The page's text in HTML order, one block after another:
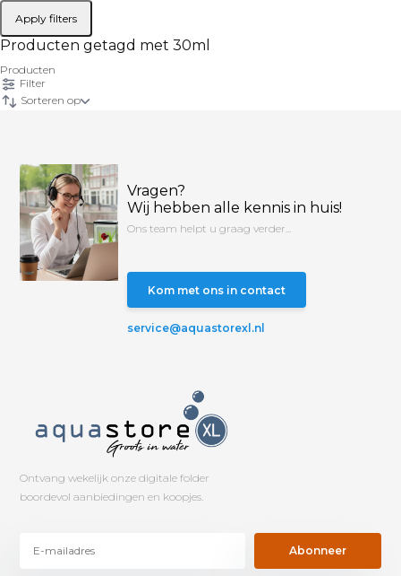
Apply filters
Producten getagd met 30ml
Producten
Filter
Sorteren op
Vragen?
Wij hebben alle kennis in huis!
Ons team helpt u graag verder...
Kom met ons in contact
service@aquastorexl.nl
Ontvang wekelijk onze digitale folder
boordevol aanbiedingen en koopjes.
Abonneer